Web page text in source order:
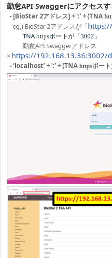
勤怠API Swaggerにアクセスす
- [BioStar 2アドレス] + ':’ + (TNA
eg,) BioStar 2アドレスが「
TNAhttpsポートが「3002」
勤怠API Swaggerアドレス
> https://192.168.13.36:3002/
- ‘localhost’ + ':’ + (TNA httpsポート